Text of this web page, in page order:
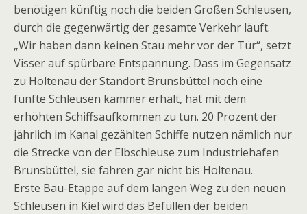
benötigen künftig noch die beiden Großen Schleusen,
durch die gegenwärtig der gesamte Verkehr läuft.
„Wir haben dann keinen Stau mehr vor der Tür“, setzt
Visser auf spürbare Entspannung. Dass im Gegensatz
zu Holtenau der Standort Brunsbüttel noch eine
fünfte Schleusen kammer erhält, hat mit dem
erhöhten Schiffsaufkommen zu tun. 20 Prozent der
jährlich im Kanal gezählten Schiffe nutzen nämlich nur
die Strecke von der Elbschleuse zum Industriehafen
Brunsbüttel, sie fahren gar nicht bis Holtenau.
Erste Bau-Etappe auf dem langen Weg zu den neuen
Schleusen in Kiel wird das Befüllen der beiden